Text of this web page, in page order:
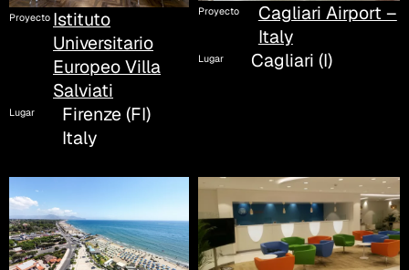
Proyecto Istituto
Universitario
Europeo Villa
Salviati
Lugar
Firenze (FI)
Italy
Proyecto
Cagliari Airport –
Italy
Lugar Cagliari (I)